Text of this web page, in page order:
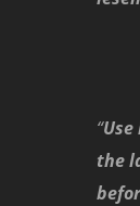
“Use
the